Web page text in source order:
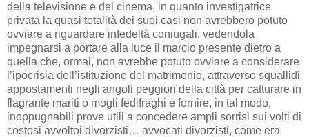
della televisione e del cinema, in quanto investigatrice
privata la quasi totalità dei suoi casi non avrebbero potuto
ovviare a riguardare infedeltà coniugali, vedendola
impegnarsi a portare alla luce il marcio presente dietro a
quella che, ormai, non avrebbe potuto ovviare a considerare
l’ipocrisia dell’istituzione del matrimonio, attraverso squallidi
appostamenti negli angoli peggiori della città per catturare in
flagrante mariti o mogli fedifraghi e fornire, in tal modo,
inoppugnabili prove utili a concedere ampli sorrisi sui volti di
costosi avvoltoi divorzisti… avvocati divorzisti, come era